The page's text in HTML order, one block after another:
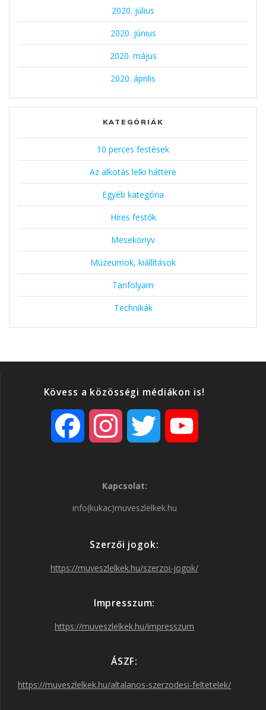
2020. július
2020. június
2020. május
2020. április
KATEGÓRIÁK
10 perces festések
Az alkotás lelki háttere
Egyéb kategória
Híres festők
Mesekönyv
Múzeumok, kiállítások
Tanfolyam
Technikák
Kövess a közösségi médiákon is!
o
s
r
a
m
r
Kapcsolat:
info(kukac)muveszlelkek.hu
Szerzői jogok:
https://muveszlelkek.hu/szerzoi-jogok/
Impresszum:
https://muveszlelkek.hu/impresszum
ÁSZF:
https://muveszlelkek.hu/altalanos-szerzodesi-feltetelek/